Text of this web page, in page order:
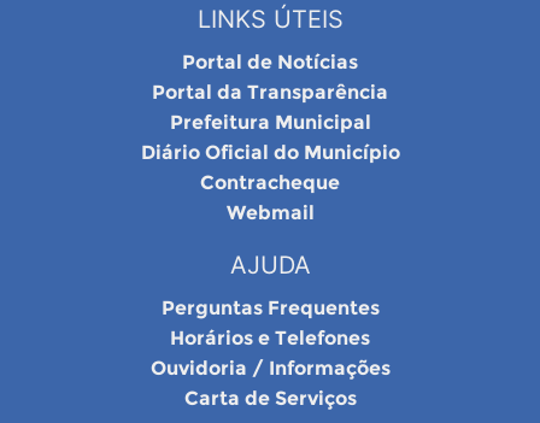
LINKS ÚTEIS
Portal de Notícias
Portal da Transparência
Prefeitura Municipal
Diário Oficial do Município
Contracheque
Webmail
AJUDA
Perguntas Frequentes
Horários e Telefones
Ouvidoria / Informações
Carta de Serviços